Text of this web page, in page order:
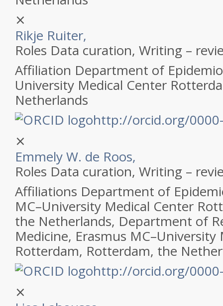
⨯
Rikje Ruiter,
Roles Data curation, Writing –
Affiliation Department of
University Medical Center
Netherlands
http://orcid.org/
⨯
Emmely W. de Roos,
Roles Data curation, Writing –
Affiliations Department of
MC–University Medical Center
the Netherlands, Department of
Medicine, Erasmus MC–University
Rotterdam, Rotterdam, the
http://orcid.org/
⨯